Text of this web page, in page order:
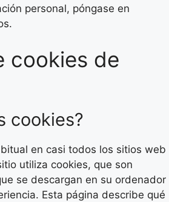
personal, póngase en
cookies de
cookies?
en casi todos los sitios web
utiliza cookies, que son
se descargan en su ordenador
Esta página describe qué